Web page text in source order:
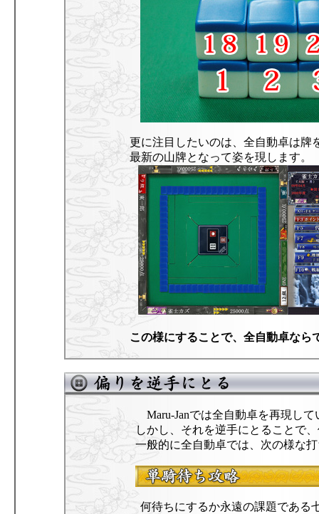
更に注目したいのは、全自動卓は牌
最新の山牌となって姿を現します。
この様にすることで、全自動卓なら
Maru-Janでは全自動卓を再現し
しかし、それを逆手にとることで
一般的に全自動卓では、次の様な
何待ちにするか永遠の課題である